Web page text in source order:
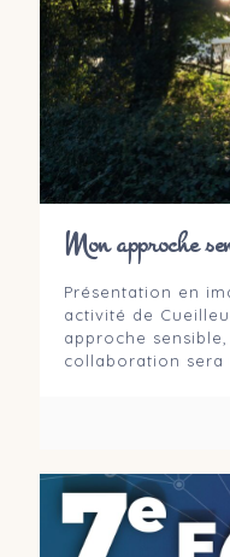
Mon approche
Présentation en
activité de
approche
collaboration sera